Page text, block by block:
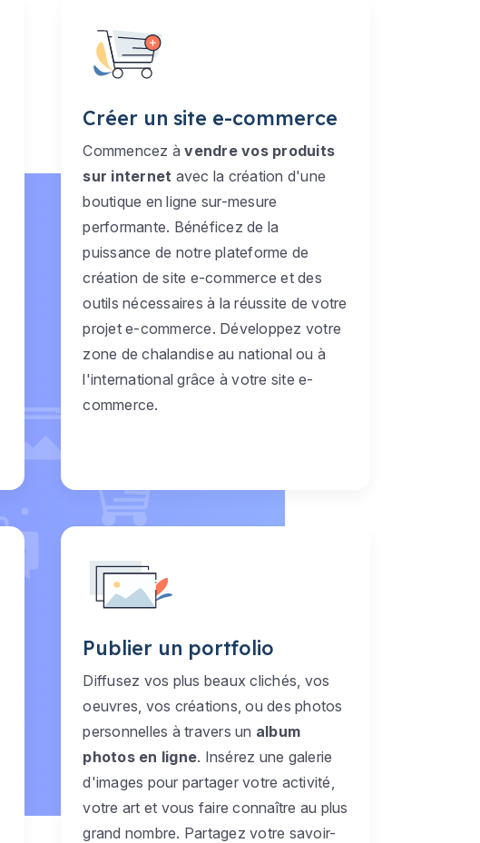
Créer un site e-commerce
Commencez àvendre vos produits
sur internet avec la création d'une
boutique en ligne sur-mesure
performante. Bénéficez de la
puissance de notre plateforme de
création de site e-commerce et des
outils nécessaires à la réussite de votre
projet e-commerce. Développez votre
zone de chalandise au national ou à
l'international grâce à votre site e-
commerce.
Publier un portfolio
Diffusez vos plus beaux clichés, vos
oeuvres, vos créations, ou des photos
personnelles à travers un album
photos en ligne. Insérez une galerie
d'images pour partager votre activité,
votre art et vous faire connaître au plus
grand nombre. Partagez votre savoir-